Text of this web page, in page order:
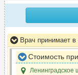
Врач принимает
Стоимость
Ленинградское